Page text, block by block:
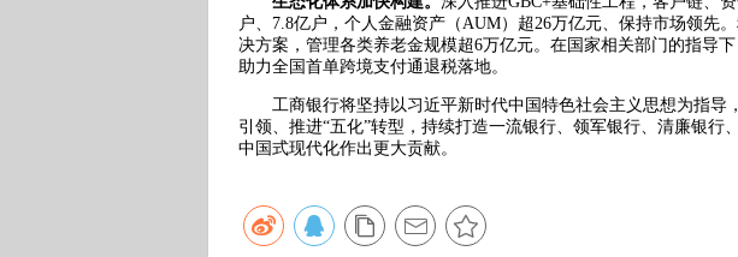
户、7.8亿户，个人金融资产（AUM）超26万亿元、保持市场领先
决方案，管理各类养老金规模超6万亿元。在国家相关部门的指导
助力全国首单跨境支付通退税落地。
工商银行将坚持以习近平新时代中国特色社会主义思想为指导
引领、推进“五化”转型，持续打造一流银行、领军银行、清廉银
中国式现代化作出更大贡献。